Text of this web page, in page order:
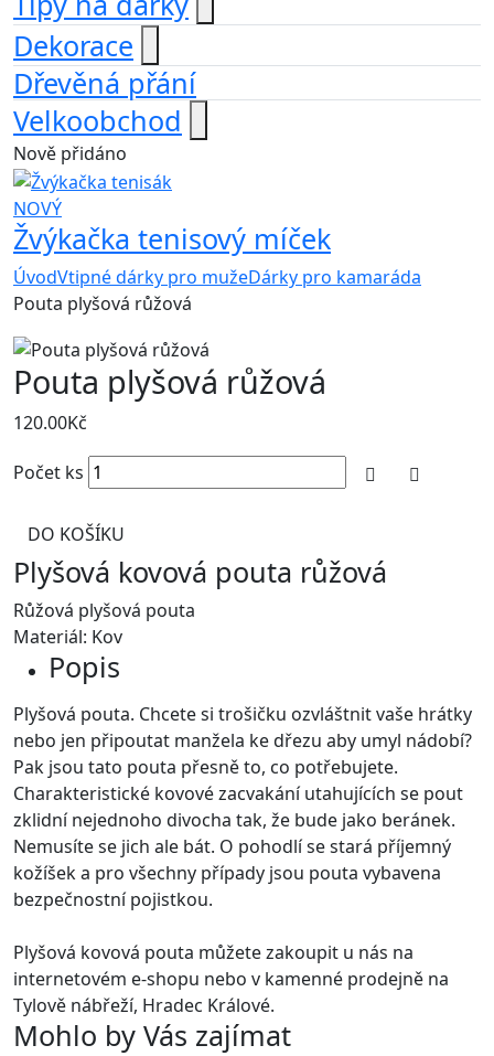
Dekorace
Dřevěná přání
Velkoobchod
Nově přidáno
NOVÝ
Žvýkačka tenisový míček
ÚvodVtipné dárky pro mužeDárky pro kamaráda
Pouta plyšová růžová
Pouta plyšová růžová
120.00Kč
Počet ks
DO KOŠÍKU
Plyšová kovová pouta růžová
Růžová plyšová pouta
Materiál: Kov
Popis
Plyšová pouta. Chcete si trošičku ozvláštnit vaše hrátky
nebo jen připoutat manžela ke dřezu aby umyl nádobí?
Pak jsou tato pouta přesně to, co potřebujete.
Charakteristické kovové zacvakání utahujících se pout
zklidní nejednoho divocha tak, že bude jako beránek.
Nemusíte se jich ale bát. O pohodlí se stará příjemný
kožíšek a pro všechny případy jsou pouta vybavena
bezpečnostní pojistkou.
Plyšová kovová pouta můžete zakoupit u nás na
internetovém e-shopu nebo v kamenné prodejně na
Tylově nábřeží, Hradec Králové.
Mohlo by Vás zajímat